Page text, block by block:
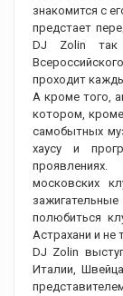
знакомится с
предстает
DJ Zolin так
проходит
А кроме того,
котором,
самобытных
хаусу и
московских
полюбиться
Астрахани и не
DJ Zolin
Италии,